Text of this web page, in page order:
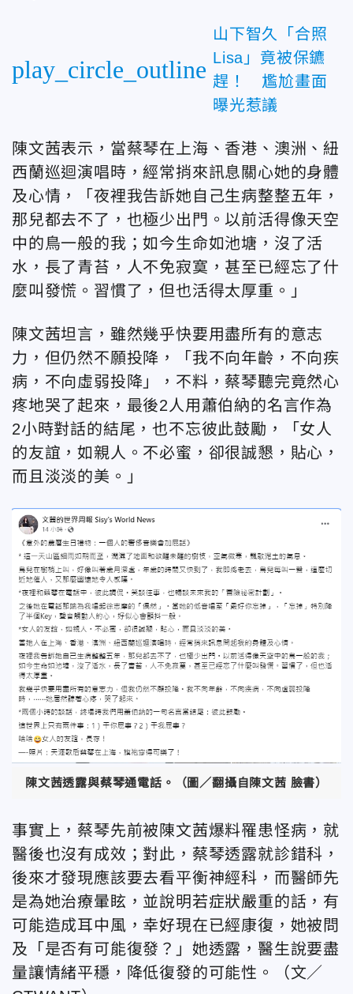
play_circle_outline
山下智久「合照
Lisa」竟被保鑣
趕！ 尷尬畫面
曝光惹議
陳文茜表示，當蔡琴在上海、香港、澳洲、紐
西蘭巡迴演唱時，經常捎來訊息關心她的身體
及心情，「夜裡我告訴她自己生病整整五年，
那兒都去不了，也極少出門。以前活得像天空
中的鳥一般的我；如今生命如池塘，沒了活
水，長了青苔，人不免寂寞，甚至已經忘了什
麼叫發慌。習慣了，但也活得太厚重。」
陳文茜坦言，雖然幾乎快要用盡所有的意志
力，但仍然不願投降，「我不向年齡，不向疾
病，不向虛弱投降」，不料，蔡琴聽完竟然心
疼地哭了起來，最後2人用蕭伯納的名言作為
2小時對話的結尾，也不忘彼此鼓勵，「女人
的友誼，如親人。不必蜜，卻很誠懇，貼心，
而且淡淡的美。」
陳文茜透露與蔡琴通電話。（圖／翻攝自陳文茜 臉書）
事實上，蔡琴先前被陳文茜爆料罹患怪病，就
醫後也沒有成效；對此，蔡琴透露就診錯科，
後來才發現應該要去看平衡神經科，而醫師先
是為她治療暈眩，並說明若症狀嚴重的話，有
可能造成耳中風，幸好現在已經康復，她被問
及「是否有可能復發？」她透露，醫生說要盡
量讓情緒平穩，降低復發的可能性。（文／